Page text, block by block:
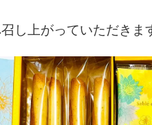
召し上がっていただ